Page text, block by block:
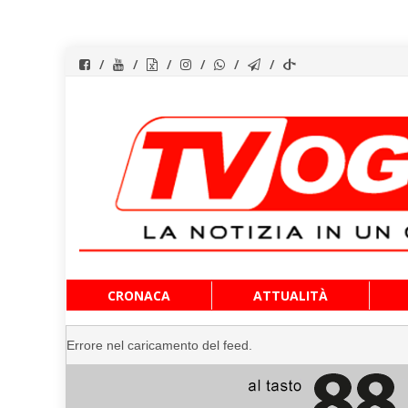
al
contenuto
CRONACA ATTUALITÀ
Errore nel caricamento del feed.